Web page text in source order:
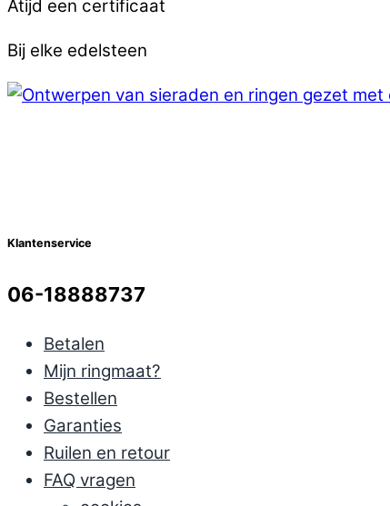
Atijd een certificaat
Bij elke edelsteen
Klantenservice
06-18888737
Betalen
Mijn ringmaat?
Bestellen
Garanties
Ruilen en retour
FAQ vragen